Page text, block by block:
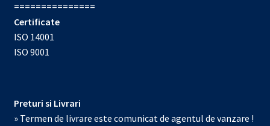
===============
Certificate
ISO 14001
ISO 9001
Preturi si Livrari
» Termen de livrare este comunicat de agentul de vanzare !